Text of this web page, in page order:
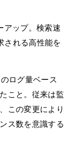
アップ。検索速
される高性能を
ログ量ベース
こと。従来は監
この変更により
ス数を意識する